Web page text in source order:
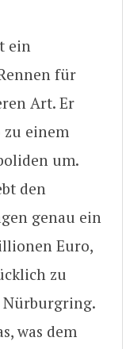
ein
für
Art. Er
zu einem
um.
den
genau ein
Euro,
zu
Nürburgring.
was dem